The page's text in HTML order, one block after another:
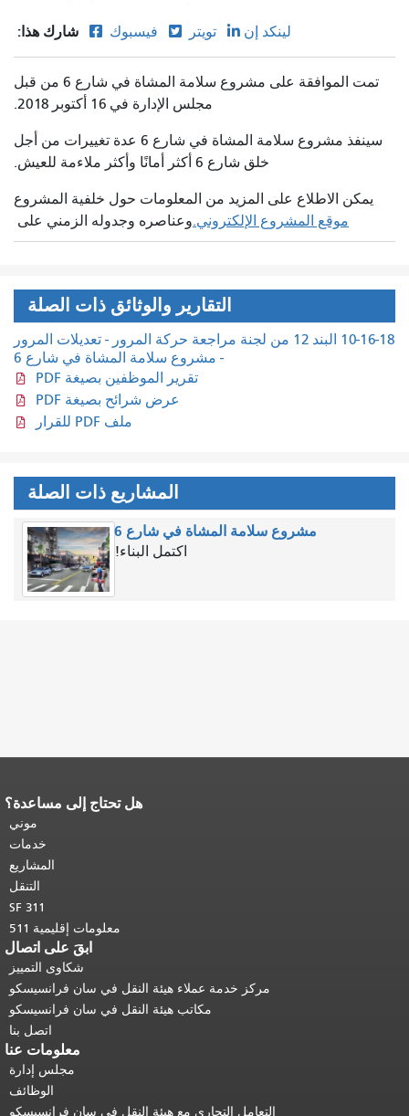
شارك هذا: فيسبوك تويتر لينكد إن
تمت الموافقة على مشروع سلامة المشاة في شارع 6 من قبل
مجلس الإدارة في 16 أكتوبر 2018.
سينفذ مشروع سلامة المشاة في شارع 6 عدة تغييرات من أجل
خلق شارع 6 أكثر أمانًا وأكثر ملاءمة للعيش.
يمكن الاطلاع على المزيد من المعلومات حول خلفية المشروع
وعناصره وجدوله الزمني علىموقع المشروع الإلكتروني.
التقارير والوثائق ذات الصلة
10-16-18 البند 12 من لجنة مراجعة حركة المرور - تعديلات المرور
- مشروع سلامة المشاة في شارع 6
تقرير الموظفين بصيغة PDF
عرض شرائح بصيغة PDF
ملف PDF للقرار
المشاريع ذات الصلة
مشروع سلامة المشاة في شارع 6
اكتمل البناء!
هل تحتاج إلى مساعدة؟
موني
خدمات
المشاريع
التنقل
SF 311
معلومات إقليمية 511
ابقَ على اتصال
شكاوى التمييز
مركز خدمة عملاء هيئة النقل في سان فرانسيسكو
مكاتب هيئة النقل في سان فرانسيسكو
اتصل بنا
معلومات عنا
مجلس إدارة
الوظائف
التعامل التجاري مع هيئة النقل في سان فرانسيسكو